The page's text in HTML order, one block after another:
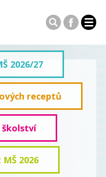
2026/27
receptů
školství
2026